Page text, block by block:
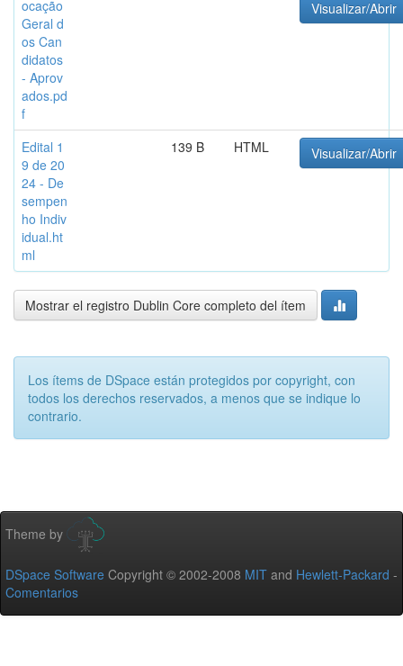
ocação
Geral d
os Can
didatos
- Aprov
ados.pd
f
Visualizar/Abrir
Edital 1
9 de 20
24 - De
sempen
ho Indiv
idual.ht
ml
139 B HTML Visualizar/Abrir
Mostrar el registro Dublin Core completo del ítem
Los ítems de DSpace están protegidos por copyright, con
todos los derechos reservados, a menos que se indique lo
contrario.
Theme by
DSpace Software Copyright © 2002-2008 MIT and Hewlett-Packard -
Comentarios